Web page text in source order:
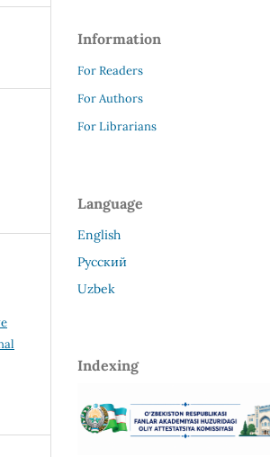
Information
For Readers
For Authors
For Librarians
Language
English
Русский
Uzbek
Indexing